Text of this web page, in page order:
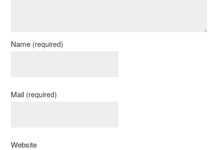
Name (required)
Mail (required)
Website